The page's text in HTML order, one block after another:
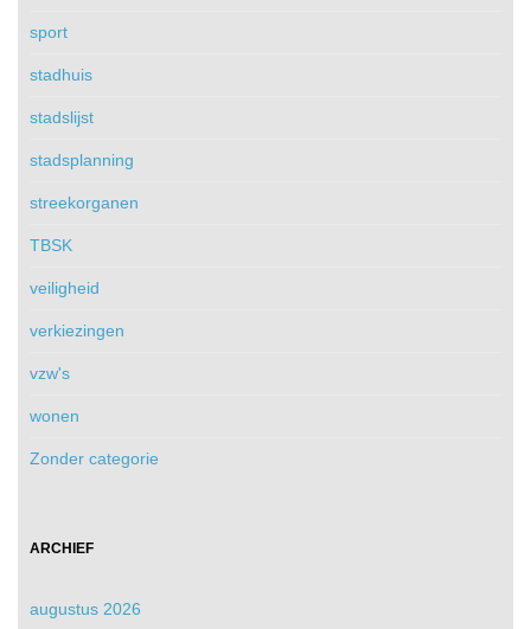
sport
stadhuis
stadslijst
stadsplanning
streekorganen
TBSK
veiligheid
verkiezingen
vzw's
wonen
Zonder categorie
ARCHIEF
augustus 2026